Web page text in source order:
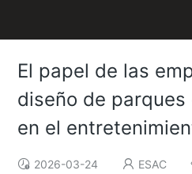
El papel de las
diseño de
en el
2026-03-24 ESAC